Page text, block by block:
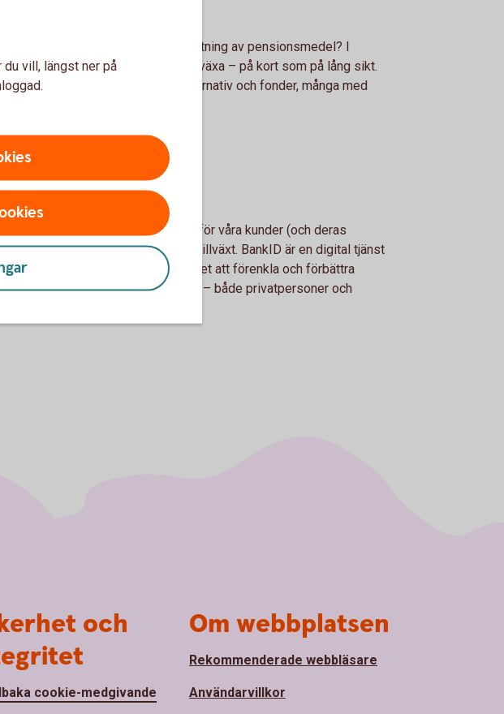
överskott eller långsiktig förvaltning av pensionsmedel? I
sektor finns kapital som måste växa – på kort som på lång sikt.
ett komplett urval av placeringsalternativ och fonder, många med
tjänster
som gör vardagen enklare för våra kunder (och deras
skapar framåtanda och bidrar till tillväxt. BankID är en digital tjänst
kommuner och landsting möjlighet att förenkla och förbättra
med kommuninvånarna – både privatpersoner och
vill, längst ner på
och
cookie-medgivande
Om webbplatsen
Rekommenderade webbläsare
Användarvillkor